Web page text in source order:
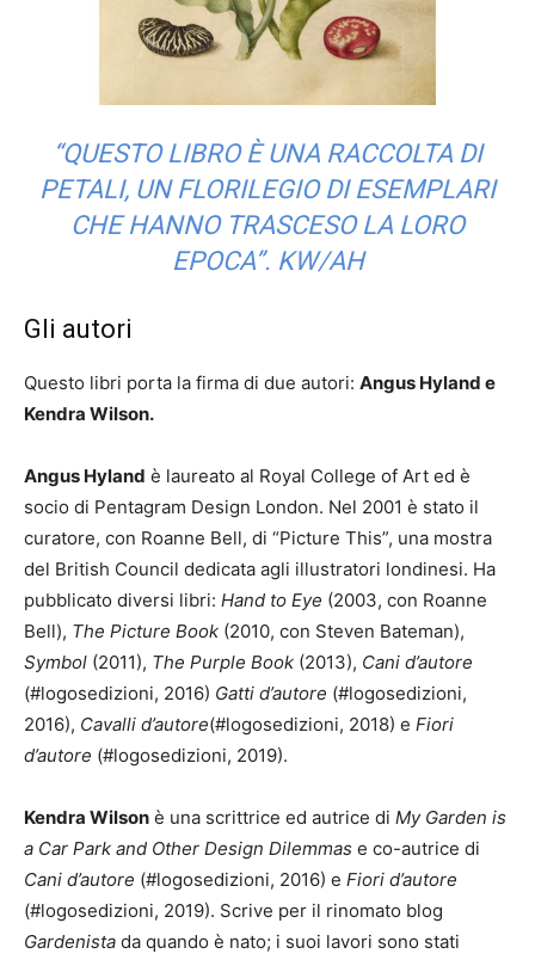
“QUESTO LIBRO È UNA RACCOLTA DI
PETALI, UN FLORILEGIO DI ESEMPLARI
CHE HANNO TRASCESO LA LORO
EPOCA”. KW/AH
Gli autori
Questo libri porta la firma di due autori: Angus Hyland e
Kendra Wilson.
Angus Hyland è laureato al Royal College of Art ed è
socio di Pentagram Design London. Nel 2001 è stato il
curatore, con Roanne Bell, di “Picture This”, una mostra
del British Council dedicata agli illustratori londinesi. Ha
pubblicato diversi libri: Hand to Eye (2003, con Roanne
Bell), The Picture Book (2010, con Steven Bateman),
Symbol (2011), The Purple Book (2013), Cani d’autore
(#logosedizioni, 2016) Gatti d’autore (#logosedizioni,
2016), Cavalli d’autore(#logosedizioni, 2018) e Fiori
d’autore (#logosedizioni, 2019).
Kendra Wilson è una scrittrice ed autrice di My Garden is
a Car Park and Other Design Dilemmas e co-autrice di
Cani d’autore (#logosedizioni, 2016) e Fiori d’autore
(#logosedizioni, 2019). Scrive per il rinomato blog
Gardenista da quando è nato; i suoi lavori sono stati